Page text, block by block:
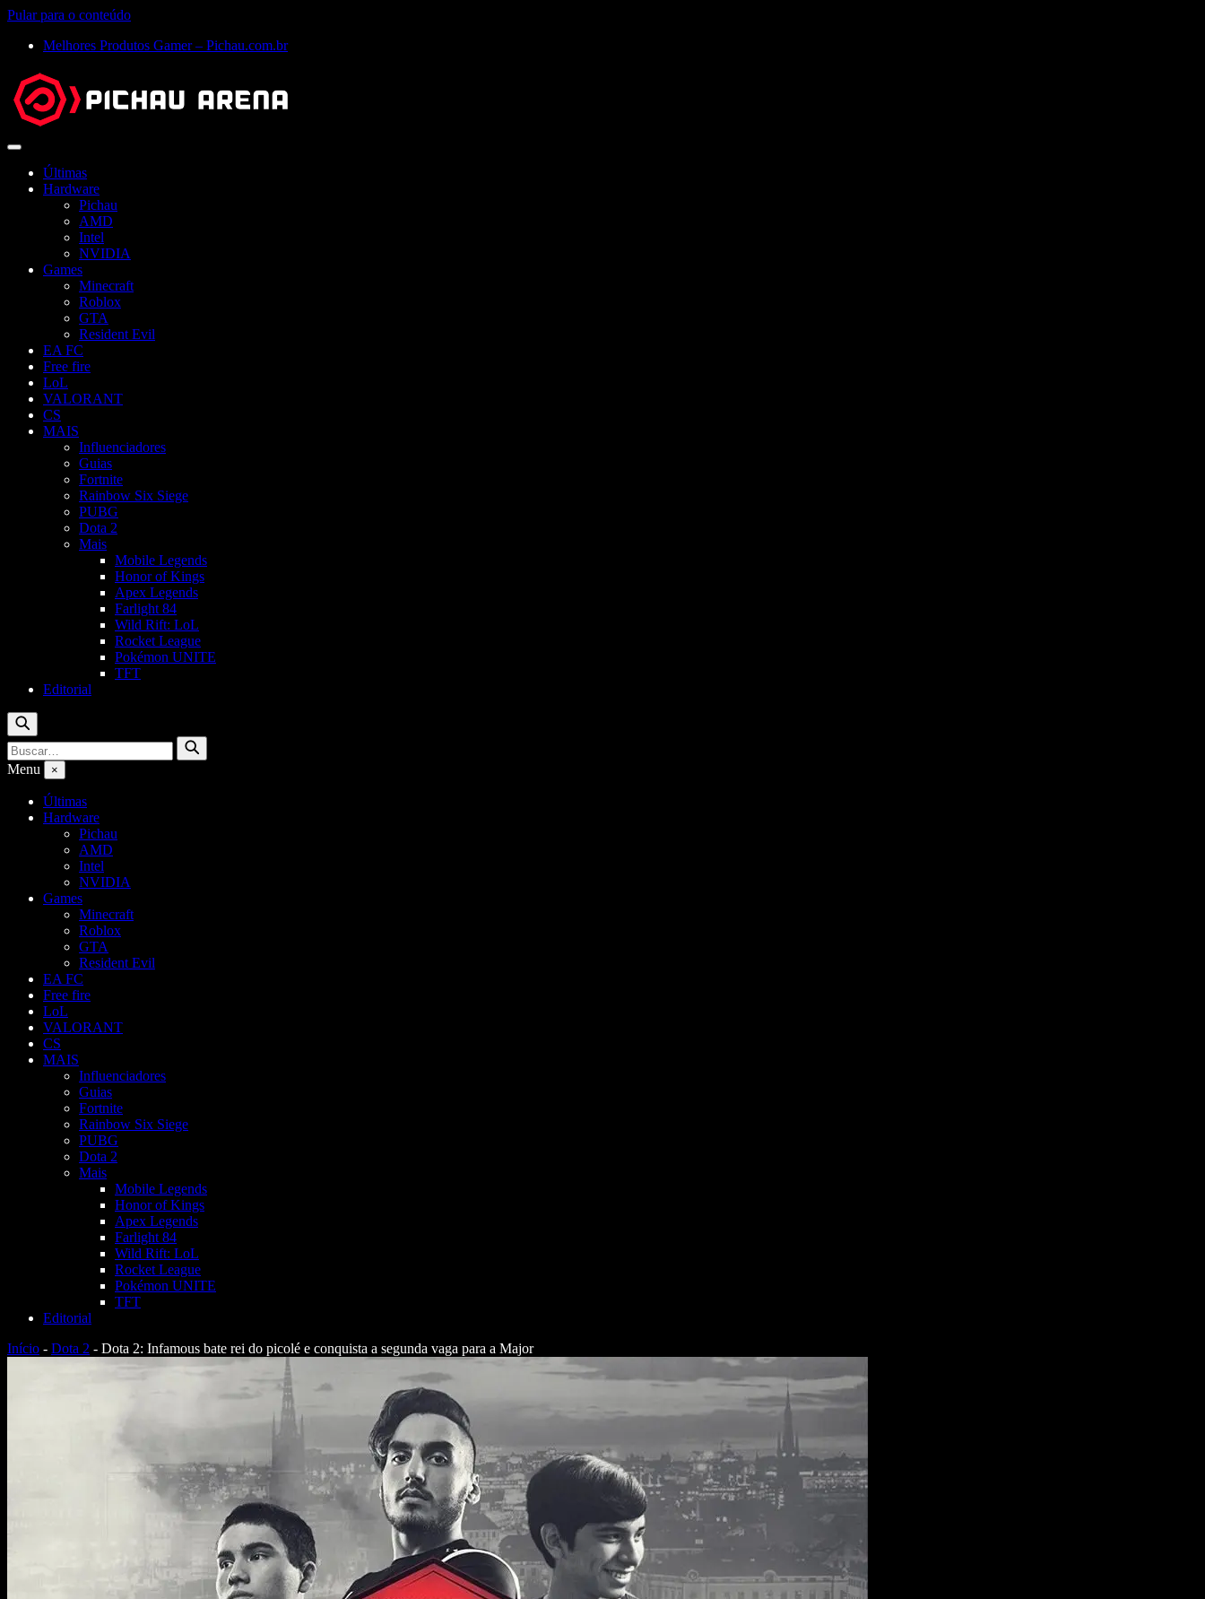
Pular para o conteúdo
Melhores Produtos Gamer – Pichau.com.br
Abrir
Últimas
Hardware
Pichau
AMD
Intel
NVIDIA
Games
Minecraft
Roblox
GTA
Resident Evil
EA FC
Free fire
LoL
VALORANT
CS
MAIS
Influenciadores
Guias
Fortnite
Rainbow Six Siege
PUBG
Dota 2
Mais
Mobile Legends
Honor of Kings
Apex Legends
Farlight 84
Wild Rift: LoL
Rocket League
Pokémon UNITE
TFT
Editorial
Buscar
Buscar
por:
Buscar
Menu ×
Últimas
Hardware
Pichau
AMD
Intel
NVIDIA
Games
Minecraft
Roblox
GTA
Resident Evil
EA FC
Free fire
LoL
VALORANT
CS
MAIS
Influenciadores
Guias
Fortnite
Rainbow Six Siege
PUBG
Dota 2
Mais
Mobile Legends
Honor of Kings
Apex Legends
Farlight 84
Wild Rift: LoL
Rocket League
Pokémon UNITE
TFT
Editorial
Início - Dota 2 - Dota 2: Infamous bate rei do picolé e conquista a segunda vaga para a Major